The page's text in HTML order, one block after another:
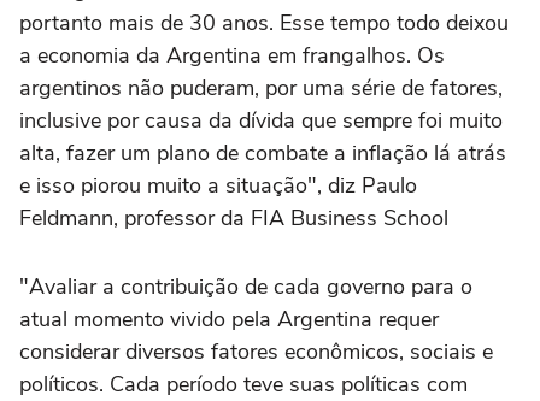
portanto mais de 30 anos. Esse tempo todo deixou
a economia da Argentina em frangalhos. Os
argentinos não puderam, por uma série de fatores,
inclusive por causa da dívida que sempre foi muito
alta, fazer um plano de combate a inflação lá atrás
e isso piorou muito a situação", diz Paulo
Feldmann, professor da FIA Business School
"Avaliar a contribuição de cada governo para o
atual momento vivido pela Argentina requer
considerar diversos fatores econômicos, sociais e
políticos. Cada período teve suas políticas com